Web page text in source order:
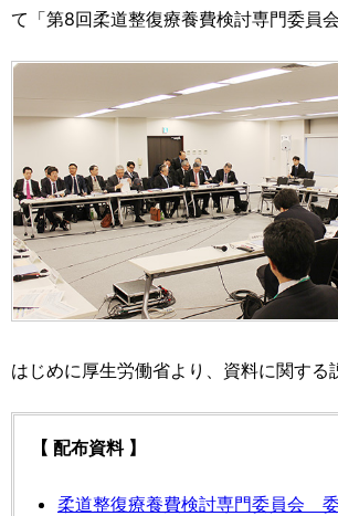
て「第8回柔道整復療養費検討専門委員
はじめに厚生労働省より、資料に関する
【 配布資料 】
柔道整復療養費検討専門委員会